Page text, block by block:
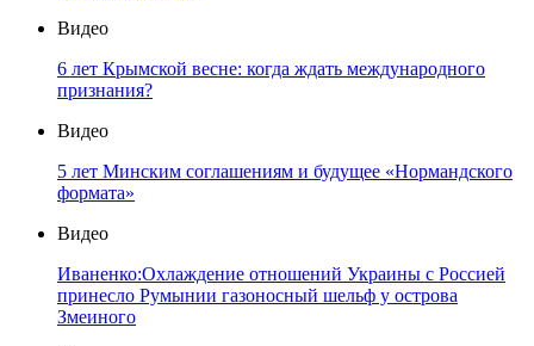
Видео
6 лет Крымской весне: когда ждать международного
признания?
Видео
5 лет Минским соглашениям и будущее «Нормандского
формата»
Видео
Иваненко:Охлаждение отношений Украины с Россией
принесло Румынии газоносный шельф у острова
Змеиного